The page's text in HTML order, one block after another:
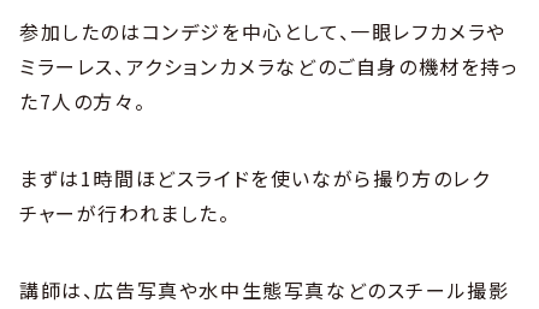
参加したのはコンデジを中心として、一眼レフカメラや
ミラーレス、アクションカメラなどのご自身の機材を持っ
た7人の方々。
まずは1時間ほどスライドを使いながら撮り方のレク
チャーが行われました。
講師は、広告写真や水中生態写真などのスチール撮影